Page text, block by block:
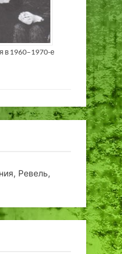
в 1960–1970-е
Ревель,